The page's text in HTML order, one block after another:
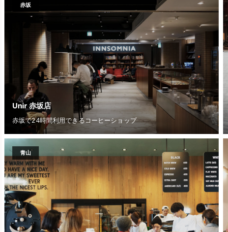
赤坂
Unir 赤坂店
赤坂で24時間利用できるコーヒーショップ
青山